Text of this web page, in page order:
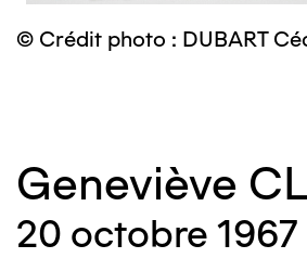
© Crédit photo : DUBART
Geneviève
20 octobre 1967